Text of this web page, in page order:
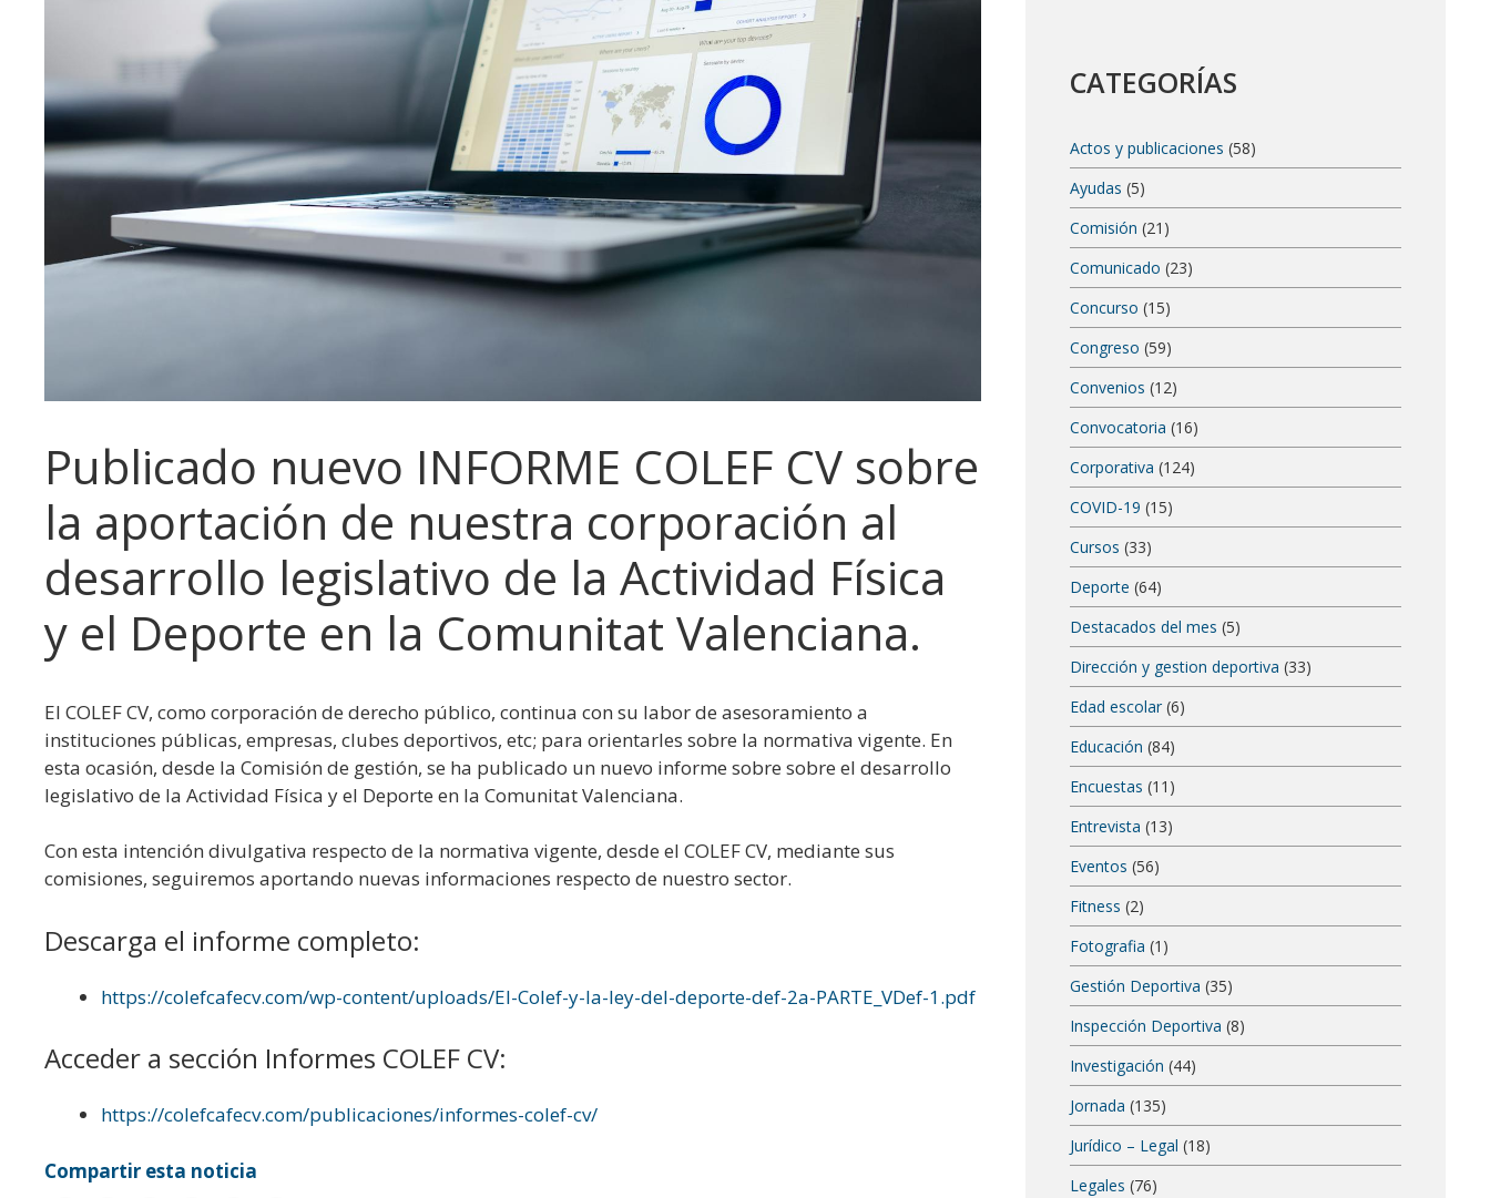
Publicado nuevo INFORME COLEF CV sobre
la aportación de nuestra corporación al
desarrollo legislativo de la Actividad Física
y el Deporte en la Comunitat Valenciana.
El COLEF CV, como corporación de derecho público, continua con su labor de asesoramiento a
instituciones públicas, empresas, clubes deportivos, etc; para orientarles sobre la normativa vigente. En
esta ocasión, desde la Comisión de gestión, se ha publicado un nuevo informe sobre sobre el desarrollo
legislativo de la Actividad Física y el Deporte en la Comunitat Valenciana.
Con esta intención divulgativa respecto de la normativa vigente, desde el COLEF CV, mediante sus
comisiones, seguiremos aportando nuevas informaciones respecto de nuestro sector.
Descarga el informe completo:
https://colefcafecv.com/wp-content/uploads/El-Colef-y-la-ley-del-deporte-def-2a-PARTE_VDef-1.pdf
Acceder a sección Informes COLEF CV:
https://colefcafecv.com/publicaciones/informes-colef-cv/
Compartir esta noticia
CATEGORÍAS
Actos y publicaciones (58)
Ayudas (5)
Comisión (21)
Comunicado (23)
Concurso (15)
Congreso (59)
Convenios (12)
Convocatoria (16)
Corporativa (124)
COVID-19 (15)
Cursos (33)
Deporte (64)
Destacados del mes (5)
Dirección y gestion deportiva (33)
Edad escolar(6)
Educación (84)
Encuestas (11)
Entrevista (13)
Eventos (56)
Fitness (2)
Fotografia (1)
Gestión Deportiva (35)
Inspección Deportiva (8)
Investigación (44)
Jornada (135)
Jurídico – Legal (18)
Legales (76)